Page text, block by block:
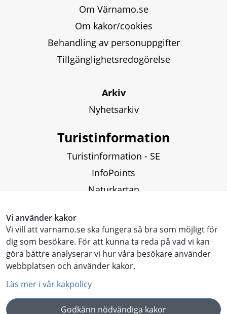
Vi använder kakor
Vi vill att varnamo.se ska fungera så bra som möjligt för
dig som besökare. För att kunna ta reda på vad vi kan
göra bättre analyserar vi hur våra besökare använder
webbplatsen och använder kakor.
Läs mer i vår kakpolicy
Godkänn nödvändiga kakor
Om Värnamo.se
Om kakor/cookies
Behandling av personuppgifter
Tillgänglighetsredogörelse
Arkiv
Nyhetsarkiv
Turistinformation
Turistinformation - SE
InfoPoints
Naturkartan
Touristinformation - ENG
Touristen Information - DE